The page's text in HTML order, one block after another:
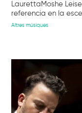
LaurettaMoshe
referencia en la
Altres músiques